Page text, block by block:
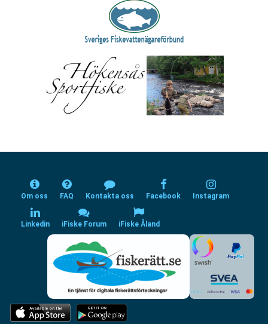
Om oss FAQ Kontakta oss Facebook Instagram
Linkedin iFiske Forum iFiske Åland